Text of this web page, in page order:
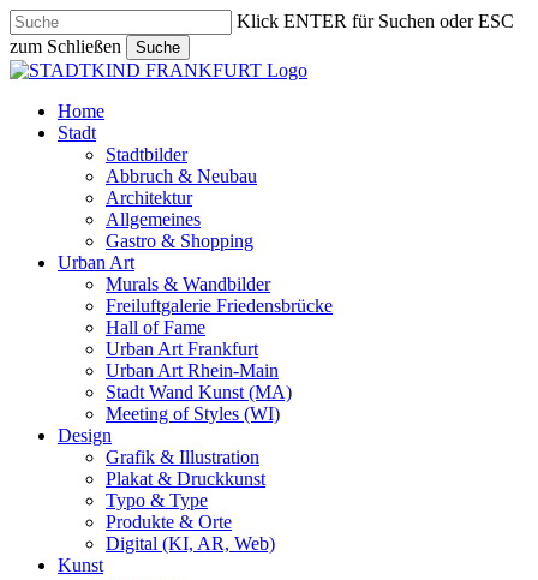
Skip
to
main
content
Klick ENTER für Suchen oder ESC
zum Schließen
Suche
Close
search
Menu
Home
Stadt
Stadtbilder
Abbruch & Neubau
Architektur
Allgemeines
Gastro & Shopping
Urban Art
Murals & Wandbilder
Freiluftgalerie Friedensbrücke
Hall of Fame
Urban Art Frankfurt
Urban Art Rhein-Main
Stadt Wand Kunst (MA)
Meeting of Styles (WI)
Design
Grafik & Illustration
Plakat & Druckkunst
Typo & Type
Produkte & Orte
Digital (KI, AR, Web)
Kunst